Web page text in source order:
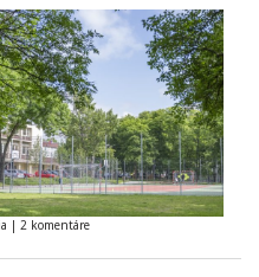
| 2 komentáre